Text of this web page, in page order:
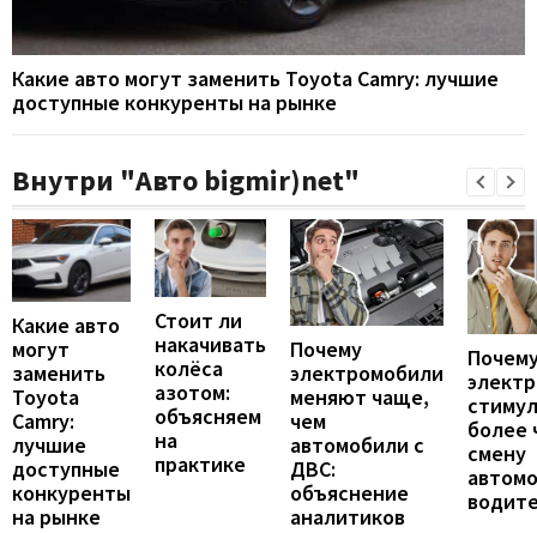
Какие авто могут заменить Toyota Camry: лучшие
доступные конкуренты на рынке
Внутри "Авто bigmir)net"
Какие авто
могут
заменить
Toyota
Camry:
лучшие
доступные
конкуренты
на рынке
Стоит ли
накачивать
колёса
азотом:
объясняем
на
практике
Почему
электромобили
меняют чаще,
чем
автомобили с
ДВС:
объяснение
аналитиков
более
смену